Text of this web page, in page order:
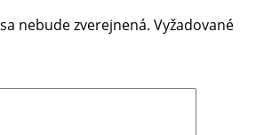
nebude zverejnená. Vyžadované